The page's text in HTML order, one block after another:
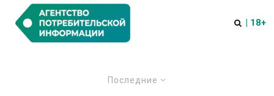
| 18+
Последние